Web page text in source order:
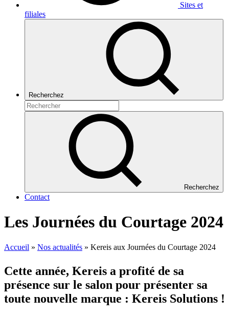
Sites et
filiales
Recherchez
Recherchez
Contact
Les Journées du Courtage 2024
Accueil » Nos actualités » Kereis aux Journées du Courtage 2024
Cette année, Kereis a profité de sa
présence sur le salon pour présenter sa
toute nouvelle marque : Kereis Solutions !